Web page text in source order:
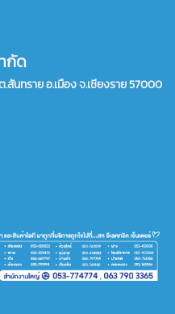
กัด
.สันทราย อ.เมือง จ.เชียงราย 57000